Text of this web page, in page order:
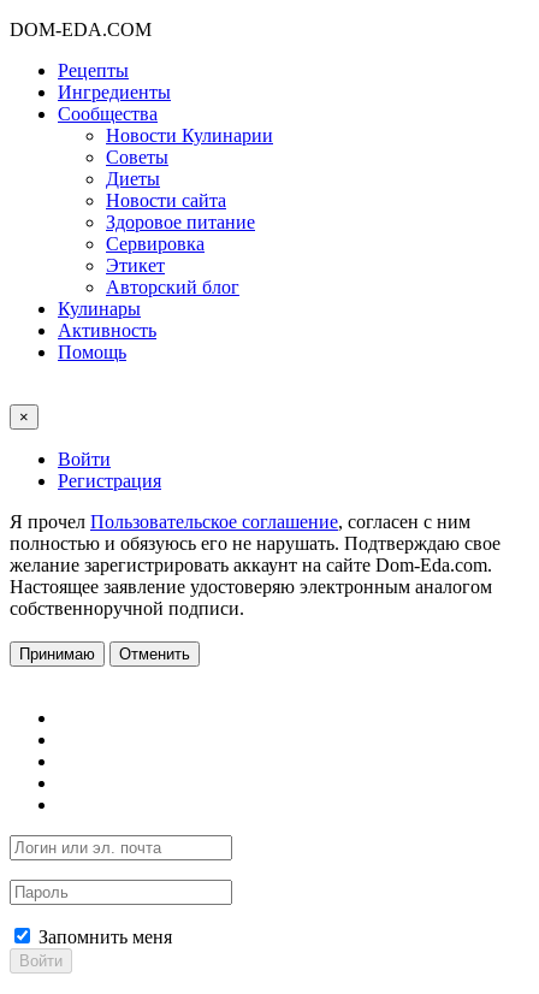
DOM-EDA.COM
Рецепты
Ингредиенты
Сообщества
Новости Кулинарии
Советы
Диеты
Новости сайта
Здоровое питание
Сервировка
Этикет
Авторский блог
Кулинары
Активность
Помощь
×
Войти
Регистрация
Я прочел Пользовательское соглашение, согласен с ним
полностью и обязуюсь его не нарушать. Подтверждаю свое
желание зарегистрировать аккаунт на сайте Dom-Eda.com.
Настоящее заявление удостоверяю электронным аналогом
собственноручной подписи.
Принимаю Отменить
Запомнить меня
Войти